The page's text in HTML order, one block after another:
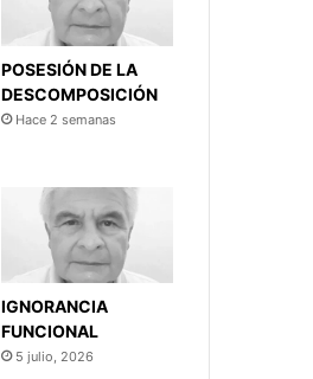
POSESIÓN DE LA
DESCOMPOSICIÓN
Hace 2 semanas
IGNORANCIA
FUNCIONAL
5 julio, 2026